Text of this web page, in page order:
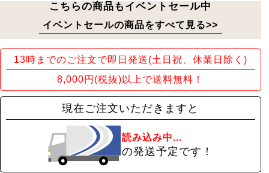
こちらの商品もイベントセール中
イベントセールの商品をすべて見る>>
13時までのご注文で即日発送(土日祝、休業日除く)
8,000円(税抜)以上で送料無料！
現在ご注文いただきますと
読み込み中...
の発送予定です！